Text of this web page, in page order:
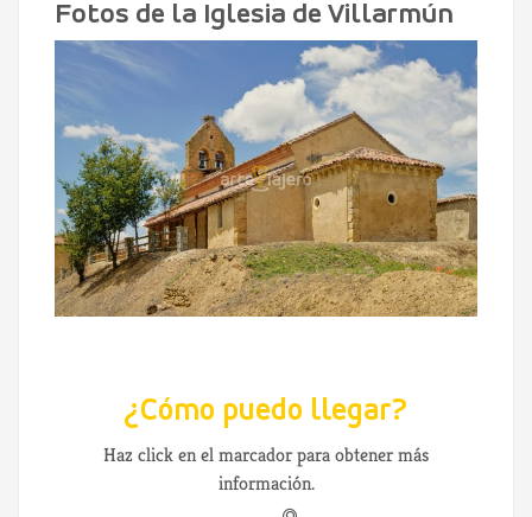
Fotos de la Iglesia de Villarmún
¿Cómo puedo llegar?
Haz click en el marcador para obtener más
información.